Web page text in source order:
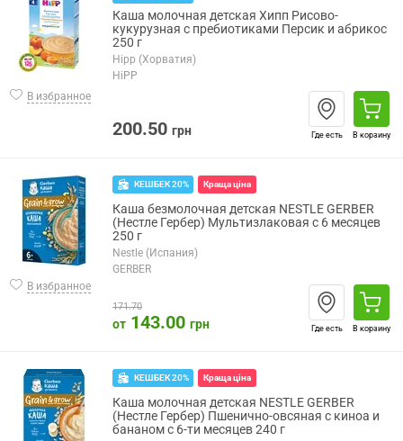
В избранное
Каша молочная детская Хипп Рисово-
кукурузная с пребиотиками Персик и абрикос
250 г
Hipp (Хорватия)
HiPP
200.50 грн Где есть В корзину
В избранное
КЕШБЕК 20% Краща ціна
Каша безмолочная детская NESTLE GERBER
(Нестле Гербер) Мультизлаковая с 6 месяцев
250 г
Nestle (Испания)
GERBER
171.70
от 143.00 грн Где есть В корзину
КЕШБЕК 20% Краща ціна
Каша молочная детская NESTLE GERBER
(Нестле Гербер) Пшенично-овсяная с киноа и
бананом с 6-ти месяцев 240 г